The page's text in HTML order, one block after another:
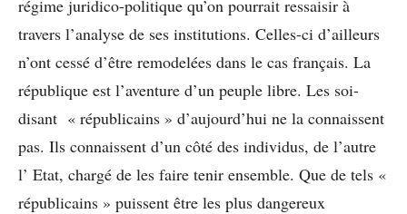
régime juridico-politique qu’on pourrait ressaisir à
travers l’analyse de ses institutions. Celles-ci d’ailleurs
n’ont cessé d’être remodelées dans le cas français. La
république est l’aventure d’un peuple libre. Les soi-
disant « républicains » d’aujourd’hui ne la connaissent
pas. Ils connaissent d’un côté des individus, de l’autre
l’ Etat, chargé de les faire tenir ensemble. Que de tels «
républicains » puissent être les plus dangereux